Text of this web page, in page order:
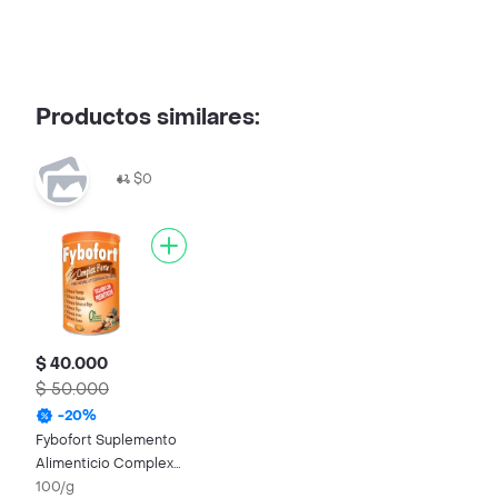
Productos similares:
$0
$ 40.000
$ 50.000
-20%
Fybofort Suplemento
Alimenticio Complex
Forte Sabor a Naranja
100/g